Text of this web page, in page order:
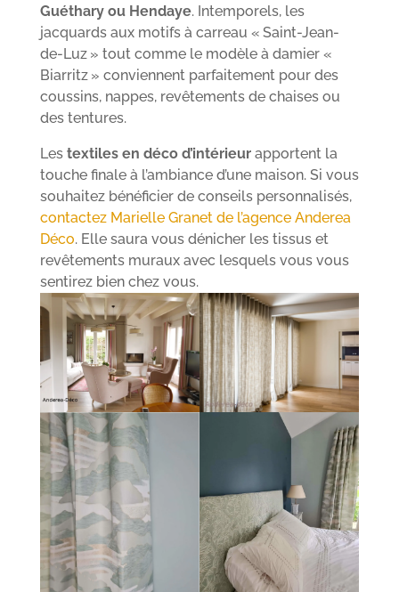
Guéthary ou Hendaye. Intemporels, les
jacquards aux motifs à carreau « Saint-Jean-
de-Luz » tout comme le modèle à damier «
Biarritz » conviennent parfaitement pour des
coussins, nappes, revêtements de chaises ou
des tentures.
Les textiles en déco d’intérieurapportent la
touche finale à l’ambiance d’une maison. Si vous
souhaitez bénéficier de conseils personnalisés,
contactez Marielle Granet de l’agence Anderea
Déco. Elle saura vous dénicher les tissus et
revêtements muraux avec lesquels vous vous
sentirez bien chez vous.